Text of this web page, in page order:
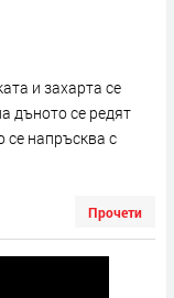
и захарта се
дъното се редят
се напръсква с
Прочети